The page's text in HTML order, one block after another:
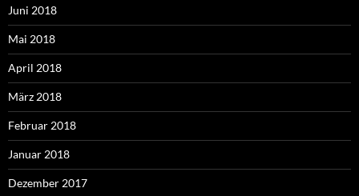
Juni 2018
Mai 2018
April 2018
März 2018
Februar 2018
Januar 2018
Dezember 2017